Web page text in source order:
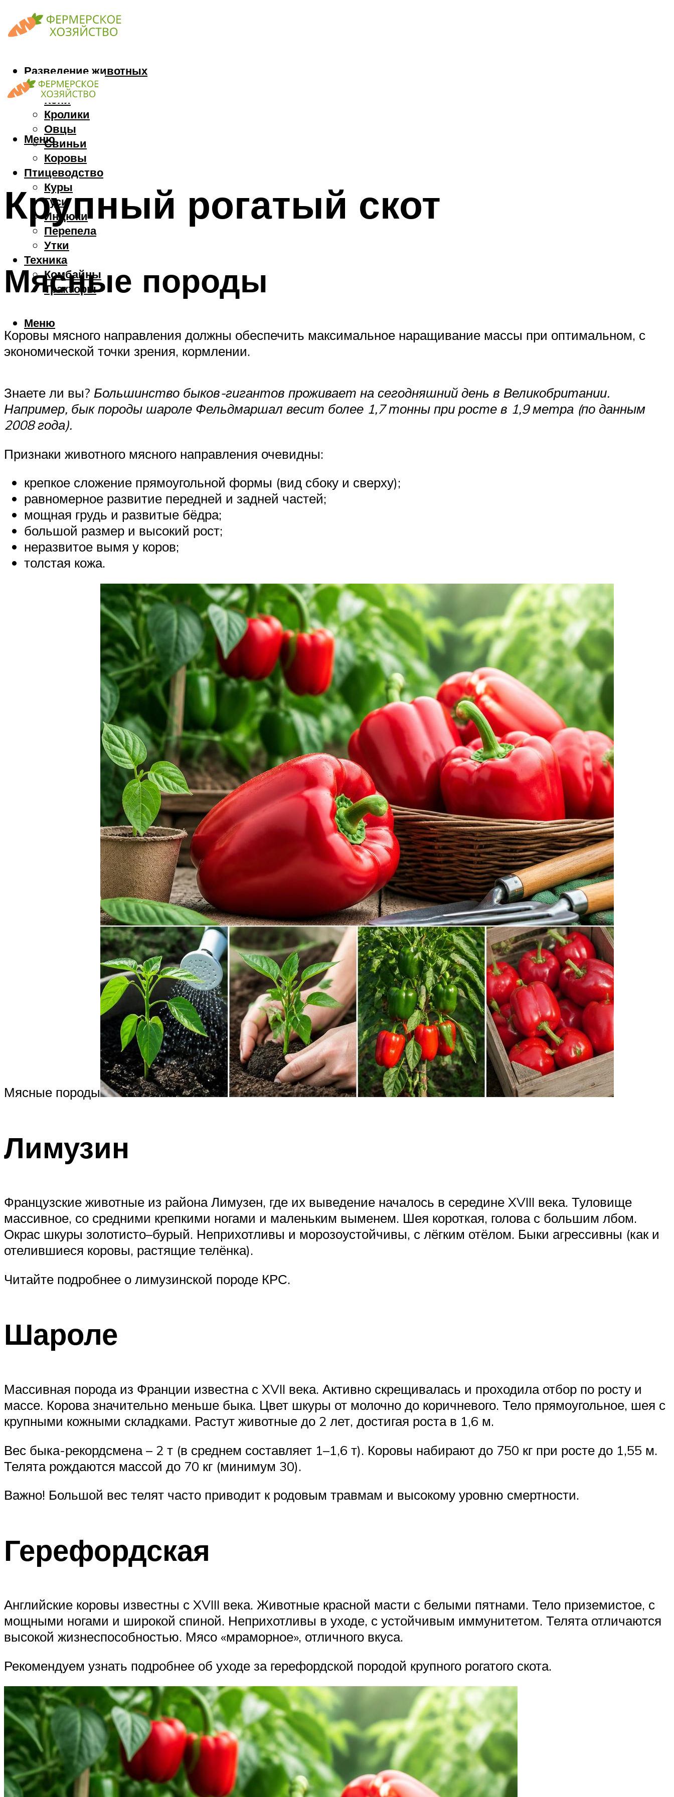
Разведение животных
Козы
Кони
Кролики
Овцы
Свиньи
Коровы
Птицеводство
Куры
Гуси
Индюки
Перепела
Утки
Техника
Комбайны
Тракторы
Меню
Меню
Крупный рогатый скот
Мясные породы
Коровы мясного направления должны обеспечить максимальное наращивание массы при оптимальном, с
экономической точки зрения, кормлении.
Знаете ли вы? Большинство быков-гигантов проживает на сегодняшний день в Великобритании.
Например, бык породы шароле Фельдмаршал весит более 1,7 тонны при росте в 1,9 метра (по данным
2008 года).
Признаки животного мясного направления очевидны:
крепкое сложение прямоугольной формы (вид сбоку и сверху);
равномерное развитие передней и задней частей;
мощная грудь и развитые бёдра;
большой размер и высокий рост;
неразвитое вымя у коров;
толстая кожа.
Мясные породы
Лимузин
Французские животные из района Лимузен, где их выведение началось в середине XVIII века. Туловище
массивное, со средними крепкими ногами и маленьким выменем. Шея короткая, голова с большим лбом.
Окрас шкуры золотисто–бурый. Неприхотливы и морозоустойчивы, с лёгким отёлом. Быки агрессивны (как и
отелившиеся коровы, растящие телёнка).
Читайте подробнее о лимузинской породе КРС.
Шароле
Массивная порода из Франции известна с XVII века. Активно скрещивалась и проходила отбор по росту и
массе. Корова значительно меньше быка. Цвет шкуры от молочно до коричневого. Тело прямоугольное, шея с
крупными кожными складками. Растут животные до 2 лет, достигая роста в 1,6 м.
Вес быка-рекордсмена – 2 т (в среднем составляет 1–1,6 т). Коровы набирают до 750 кг при росте до 1,55 м.
Телята рождаются массой до 70 кг (минимум 30).
Важно! Большой вес телят часто приводит к родовым травмам и высокому уровню смертности.
Герефордская
Английские коровы известны с XVIII века. Животные красной масти с белыми пятнами. Тело приземистое, с
мощными ногами и широкой спиной. Неприхотливы в уходе, с устойчивым иммунитетом. Телята отличаются
высокой жизнеспособностью. Мясо «мраморное», отличного вкуса.
Рекомендуем узнать подробнее об уходе за герефордской породой крупного рогатого скота.